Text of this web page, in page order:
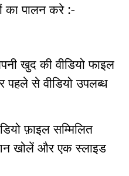
का पालन करे :-
खुद की वीडियो फाइल
से वीडियो उपलब्ध
फ़ाइल सम्मिलित
खोलें और एक स्लाइड